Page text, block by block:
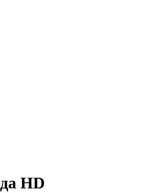
HD